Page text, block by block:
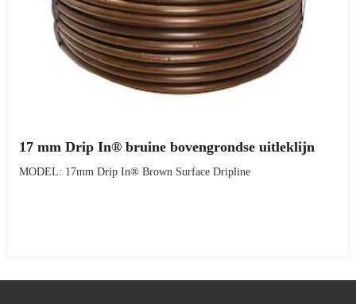
17 mm Drip In® bruine bovengrondse uitleklijn
MODEL: 17mm Drip In® Brown Surface Dripline